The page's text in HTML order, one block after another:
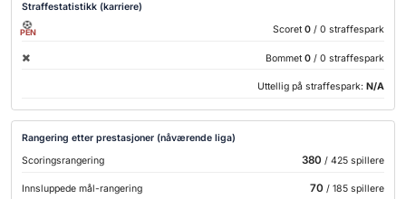
Straffestatistikk (karriere)
PEN Scoret 0 / 0 straffespark
Bommet 0 / 0 straffespark
Uttellig på straffespark: N/A
Rangering etter prestasjoner (nåværende liga)
Scoringsrangering
380 / 425 spillere
Innsluppede mål-rangering 70 / 185 spillere